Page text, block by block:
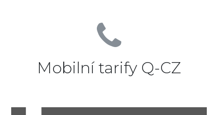
Mobilní tarify Q-CZ